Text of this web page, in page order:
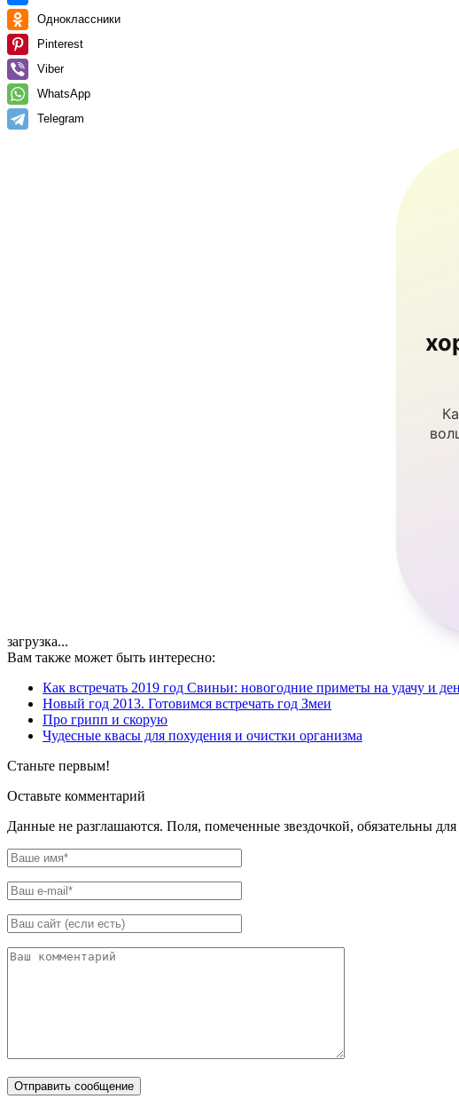
Одноклассники
Pinterest
Viber
WhatsApp
Telegram
загрузка...
Вам также может быть интересно:
Как встречать 2019 год Свиньи: новогодние приметы на удачу и
Новый год 2013. Готовимся встречать год Змеи
Про грипп и скорую
Чудесные квасы для похудения и очистки организма
Станьте первым!
Оставьте комментарий
Данные не разглашаются. Поля, помеченные звездочкой, обязательны